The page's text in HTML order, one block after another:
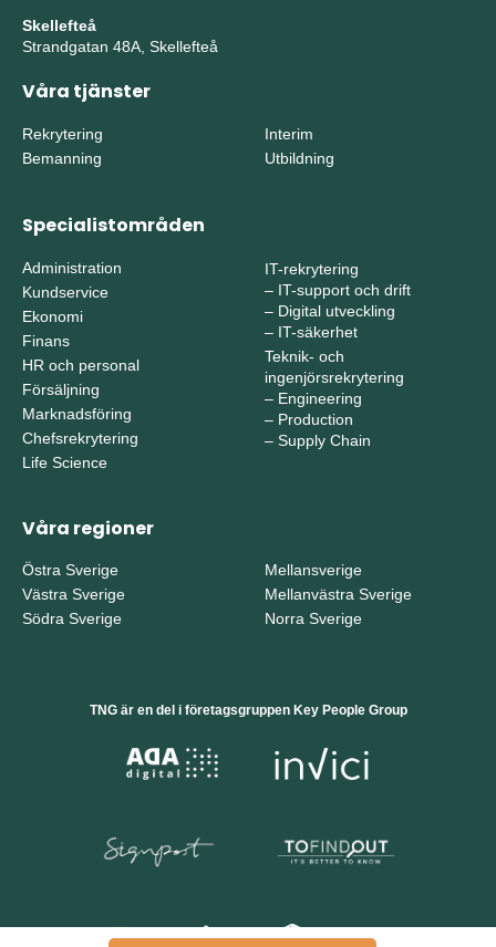
Skellefteå
Strandgatan 48A, Skellefteå
Våra tjänster
Rekrytering
Bemanning
Interim
Utbildning
Specialistområden
Administration
Kundservice
Ekonomi
Finans
HR och personal
Försäljning
Marknadsföring
Chefsrekrytering
Life Science
IT-rekrytering
– IT-support och drift
– Digital utveckling
– IT-säkerhet
Teknik- och
ingenjörsrekrytering
– Engineering
– Production
– Supply Chain
Våra regioner
Östra Sverige
Västra Sverige
Södra Sverige
Mellansverige
Mellanvästra Sverige
Norra Sverige
TNG är en del i företagsgruppen Key People Group